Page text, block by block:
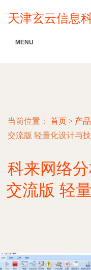
天津玄云信息
MENU
当前位置： 首页 > 产
交流版 轻量化设计与
科来网络
交流版 轻